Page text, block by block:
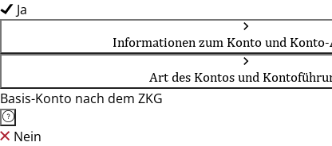
Ja
Informationen zum Konto und
Art des Kontos und
Basis-Konto nach dem ZKG
Nein